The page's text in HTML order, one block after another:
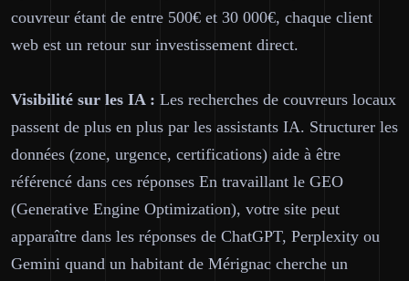
couvreur étant de entre 500€ et 30 000€, chaque client
web est un retour sur investissement direct.
Visibilité sur les IA : Les recherches de couvreurs locaux
passent de plus en plus par les assistants IA. Structurer les
données (zone, urgence, certifications) aide à être
référencé dans ces réponses En travaillant le GEO
(Generative Engine Optimization), votre site peut
apparaître dans les réponses de ChatGPT, Perplexity ou
Gemini quand un habitant de Mérignac cherche un